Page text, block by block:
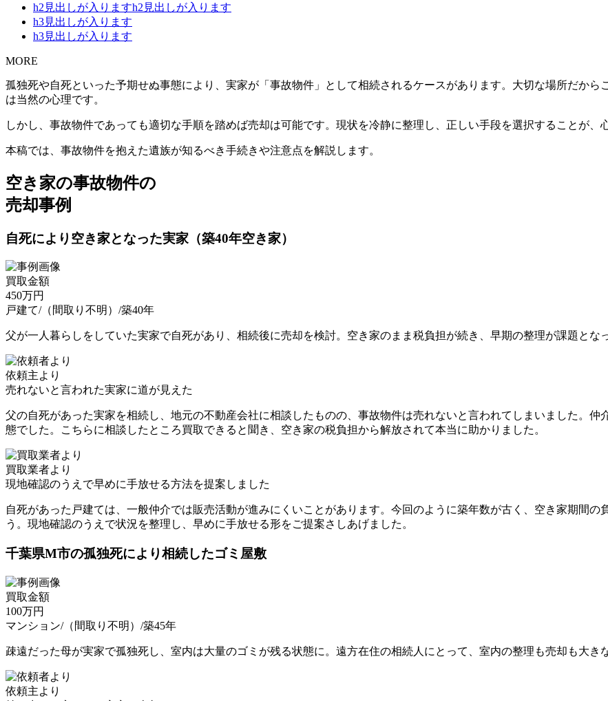
h2見出しが入りますh2見出しが入ります
h3見出しが入ります
h3見出しが入ります
MORE
孤独死や自死といった予期せぬ事態により、実家が「事故物件」として相続されるケースがあります。大切な場所だか
は当然の心理です。
しかし、事故物件であっても適切な手順を踏めば売却は可能です。現状を冷静に整理し、正しい手段を選択することが、
本稿では、事故物件を抱えた遺族が知るべき手続きや注意点を解説します。
空き家の事故物件の
売却事例
自死により空き家となった実家（築40年空き家）
買取金額
450万円
戸建て/（間取り不明）/築40年
父が一人暮らしをしていた実家で自死があり、相続後に売却を検討。空き家のまま税負担が続き、早期の整理が課題とな
依頼主より
売れないと言われた実家に道が見えた
父の自死があった実家を相続し、地元の不動産会社に相談したものの、事故物件は売れないと言われてしまいました。
態でした。こちらに相談したところ買取できると聞き、空き家の税負担から解放されて本当に助かりました。
買取業者より
現地確認のうえで早めに手放せる方法を提案しました
自死があった戸建ては、一般仲介では販売活動が進みにくいことがあります。今回のように築年数が古く、空き家期間
う。現地確認のうえで状況を整理し、早めに手放せる形をご提案さしあげました。
千葉県M市の孤独死により相続したゴミ屋敷
買取金額
100万円
マンション/（間取り不明）/築45年
疎遠だった母が実家で孤独死し、室内は大量のゴミが残る状態に。遠方在住の相続人にとって、室内の整理も売却も大き
依頼主より